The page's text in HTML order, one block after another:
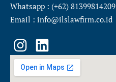
Whatsapp : (+62) 81399814209
Email : info@ilslawfirm.co.id
I
n
s
L
i
n